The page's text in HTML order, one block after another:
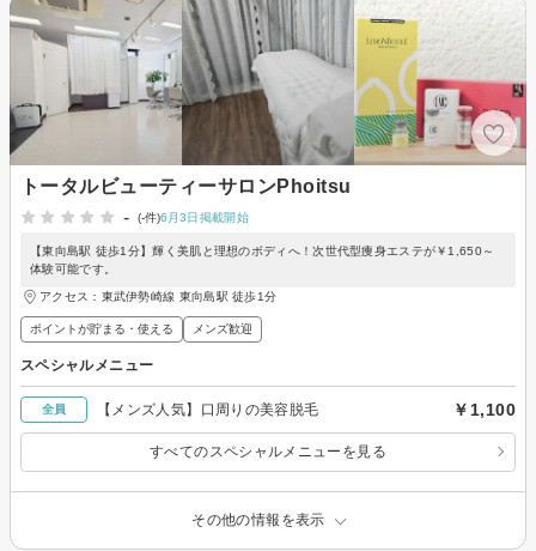
トータルビューティーサロンPhoitsu
-
(-件)6月3日掲載開始
【東向島駅 徒歩1分】輝く美肌と理想のボディへ！次世代型痩身エステが￥1,650～
体験可能です。
アクセス：東武伊勢崎線 東向島駅 徒歩1分
ポイントが貯まる・使える メンズ歓迎
スペシャルメニュー
全員 【メンズ人気】口周りの美容脱毛 ￥1,100
すべてのスペシャルメニューを見る
その他の情報を表示